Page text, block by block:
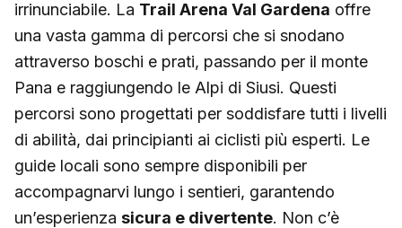
irrinunciabile. La Trail Arena Val Gardena offre
una vasta gamma di percorsi che si snodano
attraverso boschi e prati, passando per il monte
Pana e raggiungendo le Alpi di Siusi. Questi
percorsi sono progettati per soddisfare tutti i livelli
di abilità, dai principianti ai ciclisti più esperti. Le
guide locali sono sempre disponibili per
accompagnarvi lungo i sentieri, garantendo
un’esperienza sicura e divertente. Non c’è